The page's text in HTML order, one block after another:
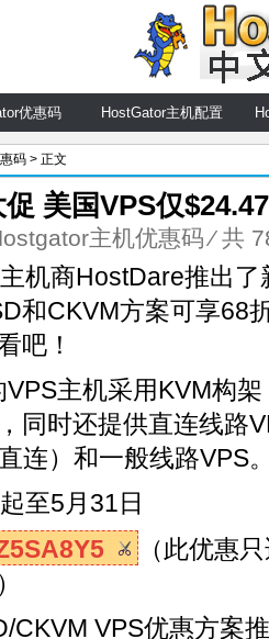
优惠码 HostGator主机配置
码 > 正文
美国VPS仅
主机优惠码⁄ 共
机商HostDare推出
和CKVM方案可享68
吧！
主机采用KVM构
同时还提供直连线路
连）和一般线路VPS
至5月31日
（此优惠
CKVM VPS优惠方案